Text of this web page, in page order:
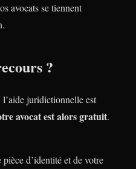
avocats se tiennent
?
juridictionnelle est
avocat est alors gratuit.
d’identité et de votre